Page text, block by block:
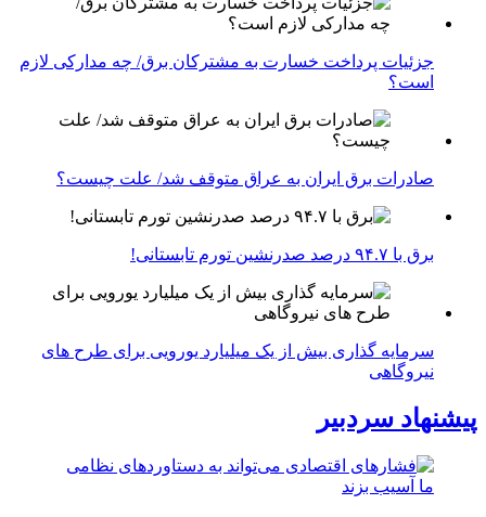
جزئیات پرداخت خسارت به مشترکان برق/ چه مدارکی لازم
است؟
صادرات برق ایران به عراق متوقف شد/ علت چیست؟
برق با ۹۴.۷ درصد صدرنشین تورم تابستانی!
سرمایه گذاری بیش از یک میلیارد یورویی برای طرح های
نیروگاهی
پیشنهاد سردبیر